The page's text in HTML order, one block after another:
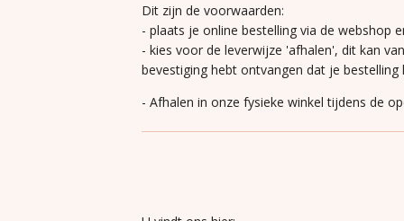
Dit zijn de voorwaarden:
- plaats je online bestelling via de webshop
- kies voor de leverwijze 'afhalen', dit kan
bevestiging hebt ontvangen dat je bestelling
- Afhalen in onze fysieke winkel tijdens de